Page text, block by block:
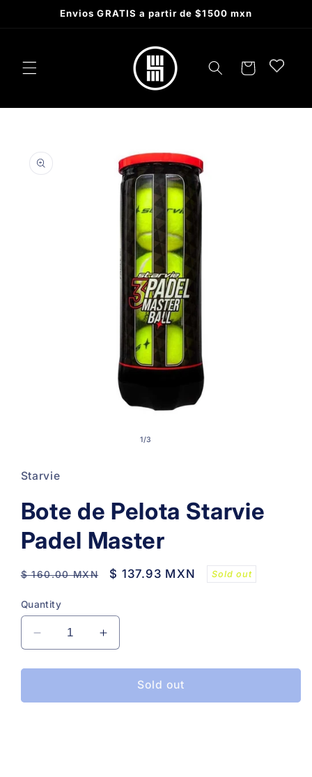
Skip toEnvios GRATIS a partir de $1500 mxn
Cart
product
information
modal
1/
of3
Starvie
Bote de Pelota Starvie
Padel Master
Regular
$ 160.00 MXN
Sale
$ 137.93 MXN Sold out
Quantity
Decrease
quantity
for
de
Increase
quantity
for
de
Sold out